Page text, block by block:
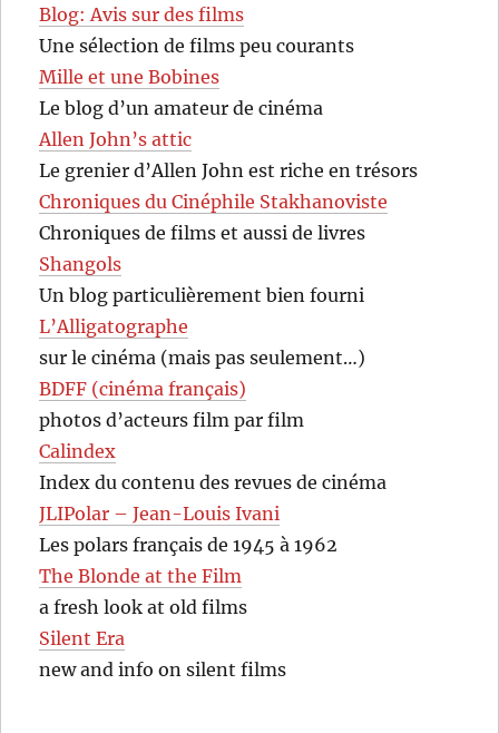
Blog: Avis sur des films
Une sélection de films peu courants
Mille et une Bobines
Le blog d’un amateur de cinéma
Allen John’s attic
Le grenier d’Allen John est riche en trésors
Chroniques du Cinéphile Stakhanoviste
Chroniques de films et aussi de livres
Shangols
Un blog particulièrement bien fourni
L’Alligatographe
sur le cinéma (mais pas seulement…)
BDFF (cinéma français)
photos d’acteurs film par film
Calindex
Index du contenu des revues de cinéma
JLIPolar – Jean-Louis Ivani
Les polars français de 1945 à 1962
The Blonde at the Film
a fresh look at old films
Silent Era
new and info on silent films